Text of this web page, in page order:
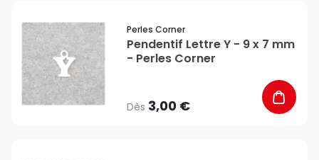
Perles Corner
Pendentif Lettre Y - 9 x 7 mm
- Perles Corner
Dès 3,00 €